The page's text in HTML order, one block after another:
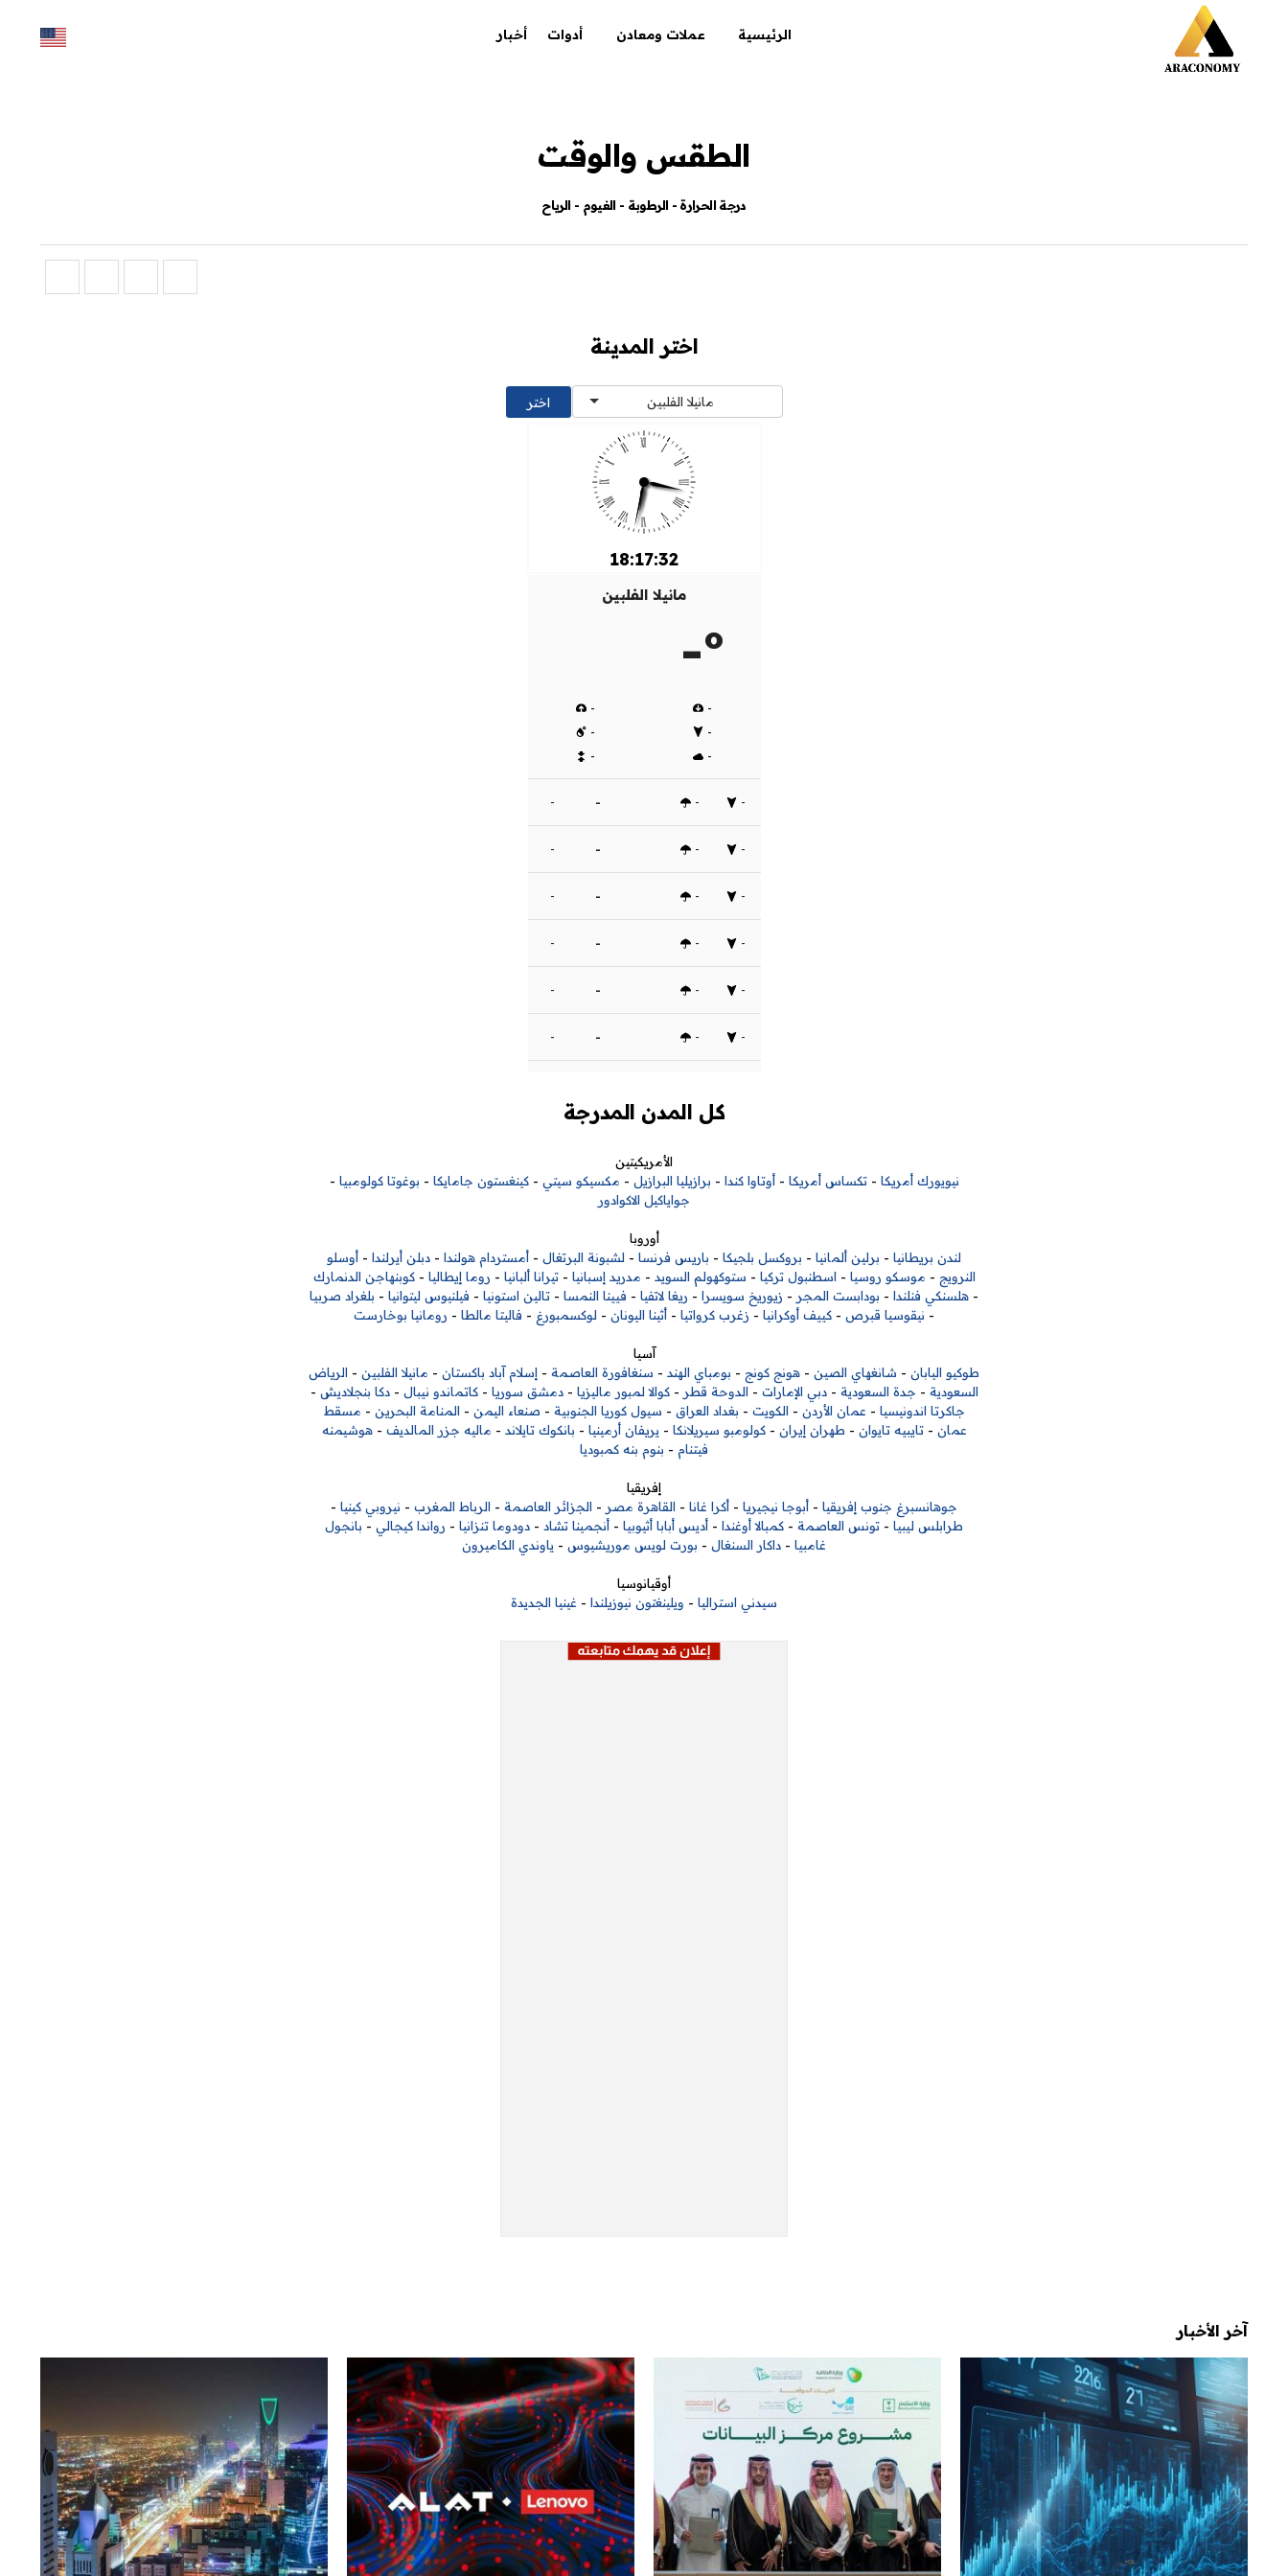
الرئيسية عملات ومعادن أدوات أخبار
الطقس والوقت
درجة الحرارة - الرطوبة - الغيوم - الرياح
اختر المدينة
مانيلا الفلبين
18:17:33
مانيلا الفلبين
-º
-
-
-
-
-
-
- - - -
- - - -
- - - -
- - - -
- - - -
- - - -
كل المدن المدرجة
الأمريكيتين
نيويورك أمريكا -تكساس أمريكا -أوتاوا كندا - برازيليا البرازيل - مكسيكو سيتي -كينغستون جامايكا - بوغوتا كولومبيا -
جواياكيل الاكوادور
أوروبا
لندن بريطانيا - برلين ألمانيا - بروكسل بلجيكا - باريس فرنسا - لشبونة البرتغال - أمستردام هولندا - دبلن أيرلندا - أوسلو
النرويج - موسكو روسيا - اسطنبول تركيا - ستوكهولم السويد - مدريد إسبانيا -تيرانا ألبانيا - روما إيطاليا -كوبنهاجن الدنمارك
- هلسنكي فنلندا - بودابست المجر - زيوريخ سويسرا - ريغا لاتفيا - فيينا النمسا - تالين استونيا - فيلنيوس ليتوانيا - بلغراد صربيا
- نيقوسيا قبرص - كييف أوكرانيا - زغرب كرواتيا - أثينا اليونان - لوكسمبورغ - فاليتا مالطا - رومانيا بوخارست
آسيا
طوكيو اليابان - شانغهاي الصين - هونج كونج - بومباي الهند - سنغافورة العاصمة - إسلام آباد باكستان - مانيلا الفلبين - الرياض
السعودية - جدة السعودية -دبي الإمارات - الدوحة قطر -كوالا لمبور ماليزيا -دمشق سوريا -كاتماندو نيبال -دكا بنجلاديش -
جاكرتا اندونيسيا - عمان الأردن - الكويت - بغداد العراق - سيول كوريا الجنوبية - صنعاء اليمن - المنامة البحرين - مسقط
عمان -تايبيه تايوان - طهران إيران -كولومبو سيريلانكا - يريفان أرمينيا - بانكوك تايلاند - ماليه جزر المالديف -هوشيمنه
فيتنام - بنوم بنه كمبوديا
إفريقيا
جوهانسبرغ جنوب إفريقيا - أبوجا نيجيريا - أكرا غانا - القاهرة مصر - الجزائر العاصمة - الرباط المغرب - نيروبي كينيا -
طرابلس ليبيا - تونس العاصمة - كمبالا أوغندا - أديس أبابا أثيوبيا - أنجمينا تشاد - دودوما تنزانيا - رواندا كيجالي - بانجول
غامبيا - داكار السنغال - بورت لويس موريشيوس - ياوندي الكاميرون
أوقيانوسيا
سيدني استراليا - ويلينغتون نيوزيلندا - غينيا الجديدة
آخر الأخبار